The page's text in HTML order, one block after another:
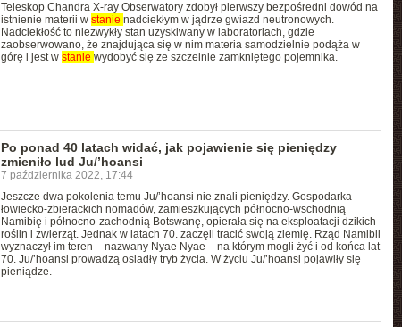
Teleskop Chandra X-ray Obserwatory zdobył pierwszy bezpośredni dowód na
istnienie materii w stanie nadciekłym w jądrze gwiazd neutronowych.
Nadciekłość to niezwykły stan uzyskiwany w laboratoriach, gdzie
zaobserwowano, że znajdująca się w nim materia samodzielnie podąża w
górę i jest w stanie wydobyć się ze szczelnie zamkniętego pojemnika.
Po ponad 40 latach widać, jak pojawienie się pieniędzy
zmieniło lud Ju/’hoansi
7 października 2022, 17:44
Jeszcze dwa pokolenia temu Ju/’hoansi nie znali pieniędzy. Gospodarka
łowiecko-zbierackich nomadów, zamieszkujących północno-wschodnią
Namibię i północno-zachodnią Botswanę, opierała się na eksploatacji dzikich
roślin i zwierząt. Jednak w latach 70. zaczęli tracić swoją ziemię. Rząd Namibii
wyznaczył im teren – nazwany Nyae Nyae – na którym mogli żyć i od końca lat
70. Ju/’hoansi prowadzą osiadły tryb życia. W życiu Ju/’hoansi pojawiły się
pieniądze.